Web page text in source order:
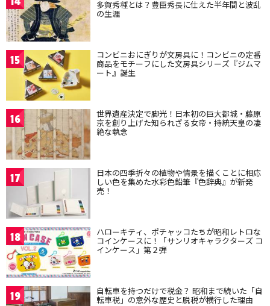
多賀秀種とは？豊臣秀長に仕えた半年間と波乱
の生涯
15 コンビニおにぎりが文房具に！コンビニの定番
商品をモチーフにした文房具シリーズ『ジムマ
ート』誕生
16 世界遺産決定で脚光！日本初の巨大都城・藤原
京を創り上げた知られざる女帝・持統天皇の凄
絶な執念
17 日本の四季折々の植物や情景を描くことに相応
しい色を集めた水彩色鉛筆『色辞典』が新発
売！
18 ハローキティ、ポチャッコたちが昭和レトロな
コインケースに！「サンリオキャラクターズ コ
インケース」第２弾
19 自転車を持つだけで税金？ 昭和まで続いた「自
転車税」の意外な歴史と脱税が横行した理由